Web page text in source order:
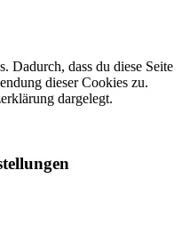
Dadurch, dass du diese Seite
dieser Cookies zu.
dargelegt.